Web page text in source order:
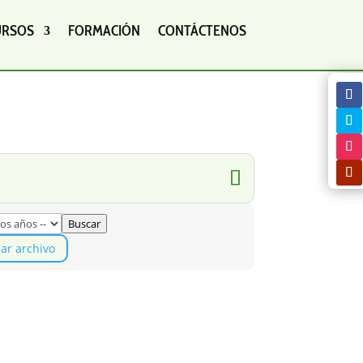
FORMACIÓN CONTÁCTENOS
Buscar
archivo